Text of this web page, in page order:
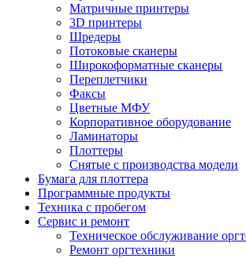
Матричные принтеры
3D принтеры
Шредеры
Потоковые сканеры
Широкоформатные сканеры
Переплетчики
Факсы
Цветные МФУ
Корпоративное оборудование
Ламинаторы
Плоттеры
Снятые с производства модели
Бумага для плоттера
Программные продукты
Техника с пробегом
Сервис и ремонт
Техническое обслуживание
Ремонт оргтехники